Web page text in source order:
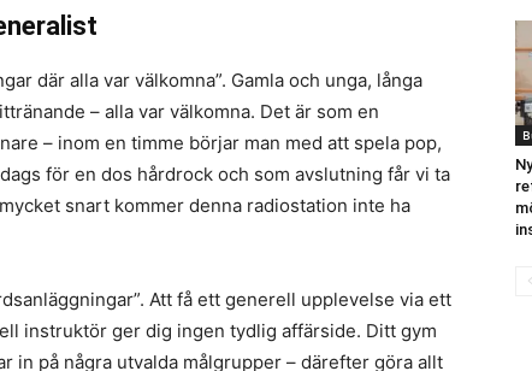
där alla var välkomna”. Gamla och unga, långa
– alla var välkomna. Det är som en
– inom en timme börjar man med att spela pop,
för en dos hårdrock och som avslutning får vi ta
snart kommer denna radiostation inte ha
Att få ett generell upplevelse via ett
instruktör ger dig ingen tydlig affärside. Ditt gym
in på några utvalda målgrupper – därefter göra allt